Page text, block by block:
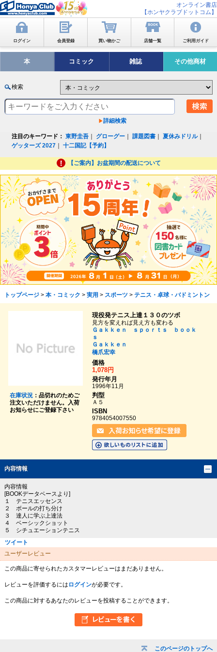
オンライン書店
【ホンヤクラブドットコム】
ログイン 会員登録 買い物かご 店舗一覧 ご利用ガイド
本 コミック 雑誌 その他商材
検索
詳細検索
注目のキーワード： 東野圭吾 グローグー ｜課題図書 ｜夏休みドリル｜
ゲッターズ 2027 ｜十二国記【予約】
【ご案内】お盆期間の配送について
このページのトップへ
トップページ> 本・コミック > 実用 > スポーツ> テニス・卓球・バドミントン
在庫状況：品切れのためご
注文いただけません。入荷
お知らせにご登録下さい
現役発テニス上達１３０のツボ
見方を変えれば見え方も変わる
Ｇａｋｋｅｎ ｓｐｏｒｔｓ ｂｏｏｋ
ｓ
Ｇａｋｋｅｎ
橋爪宏幸
価格
1,078円
発行年月
1996年11月
判型
Ａ５
ISBN
9784054007550
内容情報
内容情報
[BOOKデータベースより]
１ テニスエッセンス
２ ボールの打ち分け
３ 達人に学ぶ上達法
４ ベーシックショット
５ シチュエーションテニス
ツイート
ユーザーレビュー
この商品に寄せられたカスタマーレビューはまだありません。
レビューを評価するには ログインが必要です。
この商品に対するあなたのレビューを投稿することができます。